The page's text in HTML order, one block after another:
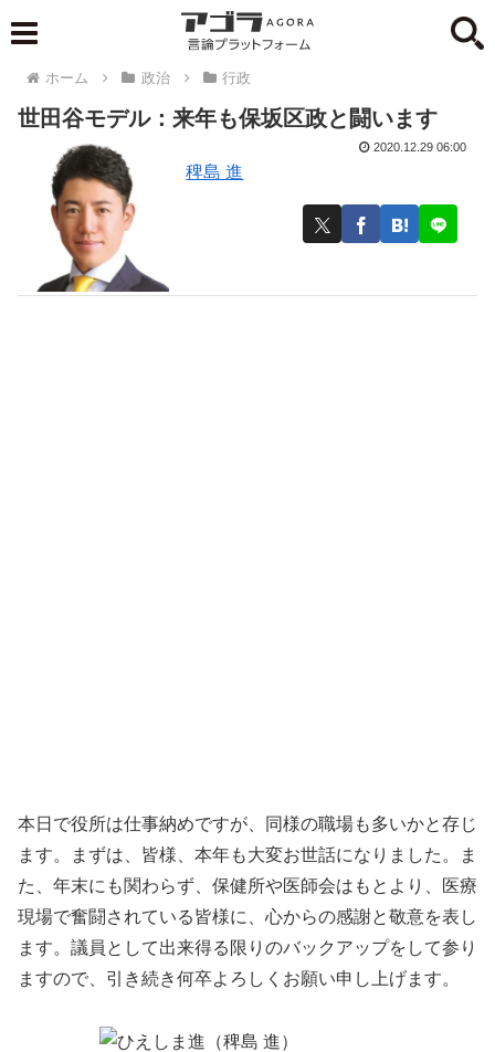
ホーム 政治 行政
世田谷モデル：来年も保坂区政と闘います
稗島 進
2020.12.29 06:00
本日で役所は仕事納めですが、同様の職場も多いかと存じ
ます。まずは、皆様、本年も大変お世話になりました。ま
た、年末にも関わらず、保健所や医師会はもとより、医療
現場で奮闘されている皆様に、心からの感謝と敬意を表し
ます。議員として出来得る限りのバックアップをして参り
ますので、引き続き何卒よろしくお願い申し上げます。